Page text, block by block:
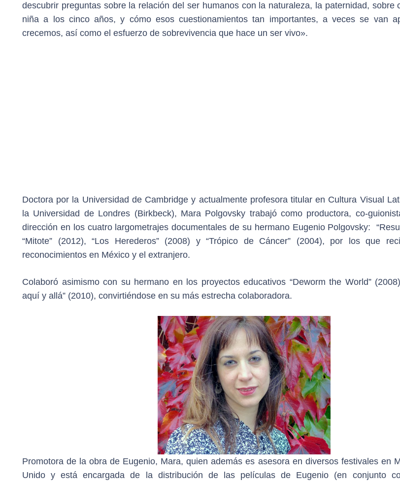
descubrir preguntas sobre la relación del ser humanos con la naturaleza, la paternidad, sobre
niña a los cinco años, y cómo esos cuestionamientos tan importantes, a veces se van
crecemos, así como el esfuerzo de sobrevivencia que hace un ser vivo».
Doctora por la Universidad de Cambridge y actualmente profesora titular en Cultura Visual
la Universidad de Londres (Birkbeck), Mara Polgovsky trabajó como productora, co-
dirección en los cuatro largometrajes documentales de su hermano Eugenio Polgovsky:
“Mitote” (2012), “Los Herederos” (2008) y “Trópico de Cáncer” (2004), por los que
reconocimientos en México y el extranjero.
Colaboró asimismo con su hermano en los proyectos educativos “Deworm the World”
aquí y allá” (2010), convirtiéndose en su más estrecha colaboradora.
Promotora de la obra de Eugenio, Mara, quien además es asesora en diversos festivales en
Unido y está encargada de la distribución de las películas de Eugenio (en conjunto